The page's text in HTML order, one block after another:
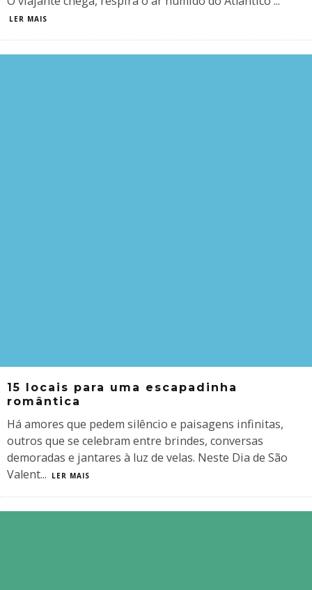
LER MAIS
15 locais para uma escapadinha
romântica
Há amores que pedem silêncio e paisagens infinitas,
outros que se celebram entre brindes, conversas
demoradas e jantares à luz de velas. Neste Dia de São
Valent... LER MAIS